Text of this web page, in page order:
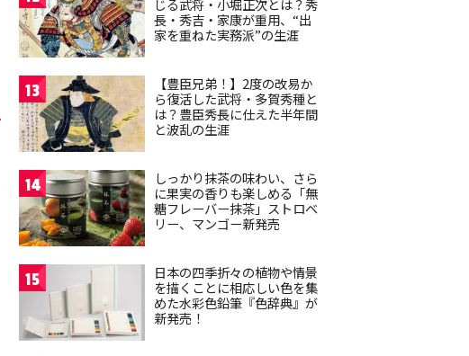
じる武将・小堀正次とは？秀
長・秀吉・家康が重用、“出
家を重ねた実務派”の生涯
13
【豊臣兄弟！】2度の改易か
ら復活した武将・多賀秀種と
は？豊臣秀長に仕えた半年間
と波乱の生涯
14
しっかり抹茶の味わい、さら
に果実の香りも楽しめる「無
糖フレーバー抹茶」ストロベ
リー、マンゴー新発売
15
日本の四季折々の植物や情景
を描くことに相応しい色を集
めた水彩色鉛筆『色辞典』が
新発売！